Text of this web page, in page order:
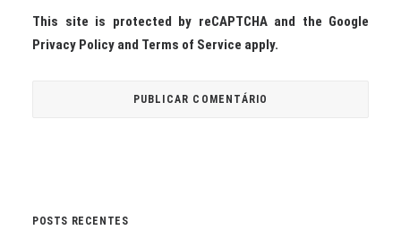
This site is protected by reCAPTCHA and the Google
Privacy Policy and Terms of Service apply.
POSTS RECENTES